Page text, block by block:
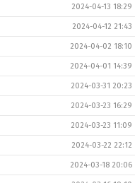
2024-04-13 18:29
2024-04-12 21:43
2024-04-02 18:10
2024-04-01 14:39
2024-03-31 20:23
2024-03-23 16:29
2024-03-23 11:09
2024-03-22 22:12
2024-03-18 20:06